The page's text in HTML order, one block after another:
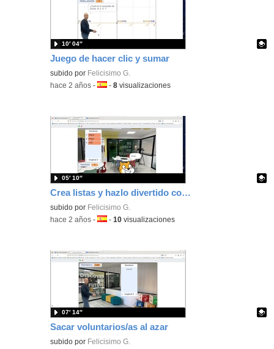
Juego de hacer clic y sumar
Contenido educativo.
subido por Felicisimo G.
10′ 04″
-hace 2 años -Idioma:
-8 visualizaciones
Crea listas y hazlo divertido con tu voz
Contenido educativo.
subido por Felicisimo G.
05′ 10″
-hace 2 años -Idioma:
-10 visualizaciones
Sacar voluntarios/as al azar
Contenido educativo.
subido por Felicisimo G.
07′ 14″